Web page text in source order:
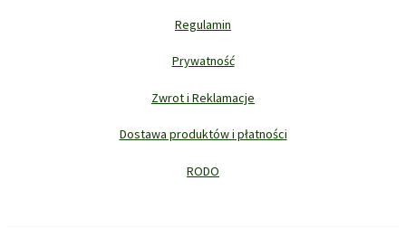
Regulamin
Prywatność
Zwrot i Reklamacje
Dostawa produktów i płatności
RODO